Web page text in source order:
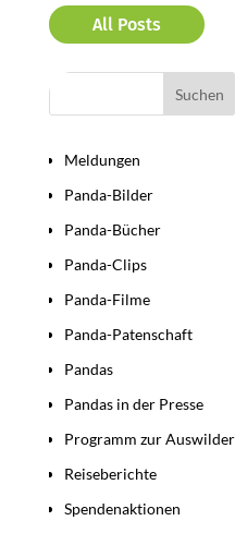
All Posts
Meldungen
Panda-Bilder
Panda-Bücher
Panda-Clips
Panda-Filme
Panda-Patenschaft
Pandas
Pandas in der Presse
Programm zur
Reiseberichte
Spendenaktionen